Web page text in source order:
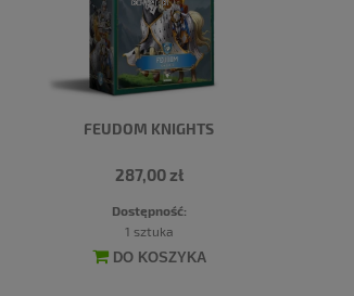
FEUDOM KNIGHTS
287,00 zł
Dostępność:
1 sztuka
DO KOSZYKA